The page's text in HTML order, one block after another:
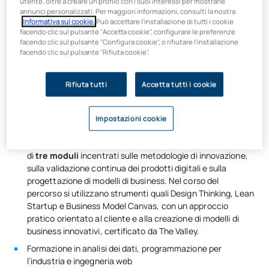
progettazione UX
Grazie alCertificato in Business e Innovazione di
Prodotto, acquisirai 30 ECTS aggiuntivi in gestione
strategica, esperienza utente e lancio di MVP.
Una solida formazione in informatica, sviluppo, machine
learning e IoT, tra le altre cose
formazione certificata inBusiness &
ditre moduli incentrati sulle metodologie di innovazione,
sulla validazione continua dei prodotti digitali e sulla
progettazione di modelli di business. Nel corso del
percorso si utilizzano strumenti quali Design Thinking, Lean
Startup e Business Model Canvas, con un approccio
pratico orientato al cliente e alla creazione di modelli di
business innovativi, certificato da The Valley.
Formazione in analisi dei dati, programmazione per
l’industria e ingegneria web
annunci personalizzati. Per maggiori informazioni, consulti la nostra
Informativa sui cookie.Può accettare l'installazione di tutti i cookie
facendo clic sul pulsante "Accetta cookie", configurare le preferenze
facendo clic sul pulsante "Configura cookie", o rifiutare l'installazione
facendo clic sul pulsante "Rifiuta cookie".
Rifiuta tutti Accetta tutti i cookie
Impostazioni cookie